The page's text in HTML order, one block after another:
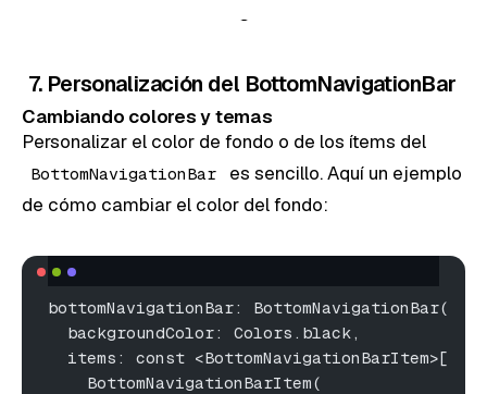
7. Personalización del BottomNavigationBar
Cambiando colores y temas
Personalizar el color de fondo o de los ítems del
BottomNavigationBar
es sencillo. Aquí un ejemplo
de cómo cambiar el color del fondo:
bottomNavigationBar: BottomNavigationBar(
  backgroundColor: Colors.black,
  items: const <BottomNavigationBarItem>[
    BottomNavigationBarItem(